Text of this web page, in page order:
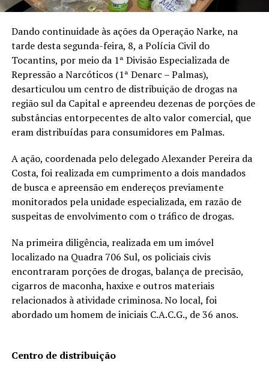
Dando continuidade às ações da Operação Narke, na
tarde desta segunda-feira, 8, a Polícia Civil do
Tocantins, por meio da 1ª Divisão Especializada de
Repressão a Narcóticos (1ª Denarc – Palmas),
desarticulou um centro de distribuição de drogas na
região sul da Capital e apreendeu dezenas de porções de
substâncias entorpecentes de alto valor comercial, que
eram distribuídas para consumidores em Palmas.
A ação, coordenada pelo delegado Alexander Pereira da
Costa, foi realizada em cumprimento a dois mandados
de busca e apreensão em endereços previamente
monitorados pela unidade especializada, em razão de
suspeitas de envolvimento com o tráfico de drogas.
Na primeira diligência, realizada em um imóvel
localizado na Quadra 706 Sul, os policiais civis
encontraram porções de drogas, balança de precisão,
cigarros de maconha, haxixe e outros materiais
relacionados à atividade criminosa. No local, foi
abordado um homem de iniciais C.A.C.G., de 36 anos.
Centro de distribuição